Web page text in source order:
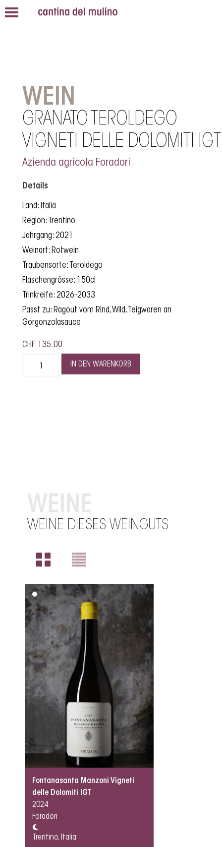
WEIN
GRANATO TEROLDEGO
VIGNETI DELLE DOLOMITI IGT
Azienda agricola Foradori
Details
Land: Italia
Region: Trentino
Jahrgang: 2021
Weinart: Rotwein
Traubensorte: Teroldego
Flaschengrösse: 150cl
Trinkreife: 2026-2033
Passt zu: Ragout vom Rind, Wild, Teigwaren an
Gorgonzolasauce
CHF 135.00
IN DEN WARENKORB
WEINE
WEINE DIESES WEINGUTS
Fontanasanta Manzoni Vigneti
delle Dolomiti IGT
2024
Foradori
Trentino, Italia